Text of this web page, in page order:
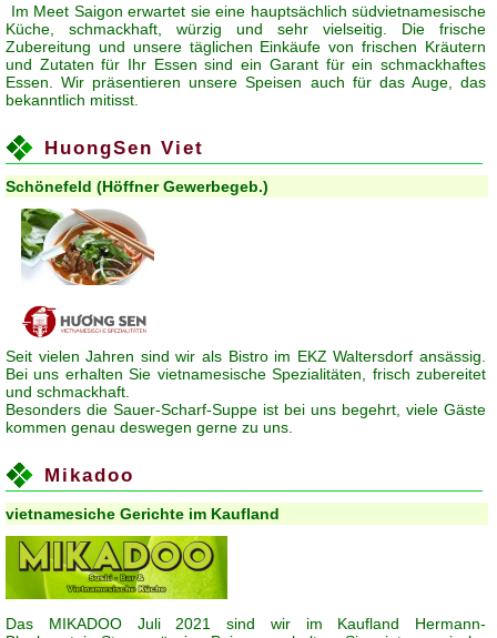
Im Meet Saigon erwartet sie eine hauptsächlich südvietnamesische
Küche, schmackhaft, würzig und sehr vielseitig. Die frische
Zubereitung und unsere täglichen Einkäufe von frischen Kräutern
und Zutaten für Ihr Essen sind ein Garant für ein schmackhaftes
Essen. Wir präsentieren unsere Speisen auch für das Auge, das
bekanntlich mitisst.
HuongSen Viet
Schönefeld (Höffner Gewerbegeb.)
Seit vielen Jahren sind wir als Bistro im EKZ Waltersdorf ansässig.
Bei uns erhalten Sie vietnamesische Spezialitäten, frisch zubereitet
und schmackhaft.
Besonders die Sauer-Scharf-Suppe ist bei uns begehrt, viele Gäste
kommen genau deswegen gerne zu uns.
Mikadoo
vietnamesiche Gerichte im Kaufland
Das MIKADOO Juli 2021 sind wir im Kaufland Hermann-